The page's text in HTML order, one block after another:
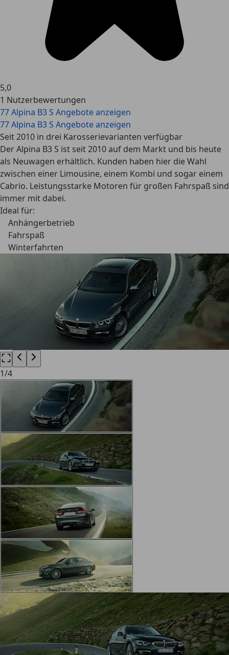
5,0
1 Nutzerbewertungen
77 Alpina B3 S Angebote anzeigen
77 Alpina B3 S Angebote anzeigen
Seit 2010 in drei Karosserievarianten verfügbar
Der Alpina B3 S ist seit 2010 auf dem Markt und bis heute
als Neuwagen erhältlich. Kunden haben hier die Wahl
zwischen einer Limousine, einem Kombi und sogar einem
Cabrio. Leistungsstarke Motoren für großen Fahrspaß sind
immer mit dabei.
Ideal für:
Anhängerbetrieb
Fahrspaß
Winterfahrten
1/4